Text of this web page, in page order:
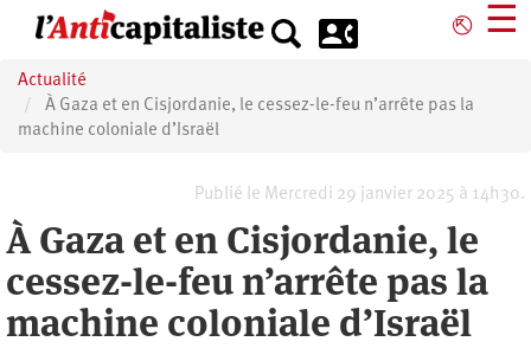
principal
⎋ ☰
Actualité
À Gaza et en Cisjordanie, le cessez-le-feu n’arrête pas la
machine coloniale d’Israël
Publié le Mercredi 29 janvier 2025 à 14h30.
À Gaza et en Cisjordanie, le
cessez-le-feu n’arrête pas la
machine coloniale d’Israël